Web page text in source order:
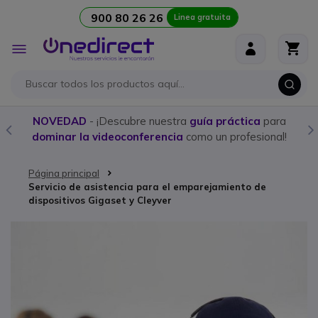
900 80 26 26 Linea gratuita
Toggle
Nav
NOVEDAD - ¡Descubre nuestra guía práctica para
dominar la videoconferencia como un profesional!
Página principal
Servicio de asistencia para el emparejamiento de
dispositivos Gigaset y Cleyver